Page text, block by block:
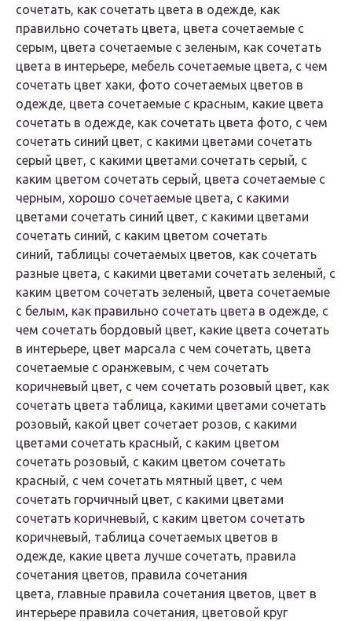
сочетать, как сочетать цвета в одежде, как
правильно сочетать цвета, цвета сочетаемые с
серым, цвета сочетаемые с зеленым, как сочетать
цвета в интерьере, мебель сочетаемые цвета, с чем
сочетать цвет хаки, фото сочетаемых цветов в
одежде, цвета сочетаемые с красным, какие цвета
сочетать в одежде, как сочетать цвета фото, с чем
сочетать синий цвет, с какими цветами сочетать
серый цвет, с какими цветами сочетать серый, с
каким цветом сочетать серый, цвета сочетаемые с
черным, хорошо сочетаемые цвета, с какими
цветами сочетать синий цвет, с какими цветами
сочетать синий, с каким цветом сочетать
синий, таблицы сочетаемых цветов, как сочетать
разные цвета, с какими цветами сочетать зеленый, с
каким цветом сочетать зеленый, цвета сочетаемые
с белым, как правильно сочетать цвета в одежде, с
чем сочетать бордовый цвет, какие цвета сочетать
в интерьере, цвет марсала с чем сочетать, цвета
сочетаемые с оранжевым, с чем сочетать
коричневый цвет, с чем сочетать розовый цвет, как
сочетать цвета таблица, какими цветами сочетать
розовый, какой цвет сочетает розов, с какими
цветами сочетать красный, с каким цветом
сочетать розовый, с каким цветом сочетать
красный, с чем сочетать мятный цвет, с чем
сочетать горчичный цвет, с какими цветами
сочетать коричневый, с каким цветом сочетать
коричневый, таблица сочетаемых цветов в
одежде, какие цвета лучше сочетать, правила
сочетания цветов, правила сочетания
цвета, главные правила сочетания цветов, цвет в
интерьере правила сочетания, цветовой круг